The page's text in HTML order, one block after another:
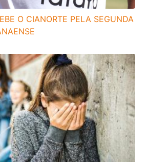
O CIANORTE PELA SEGUNDA